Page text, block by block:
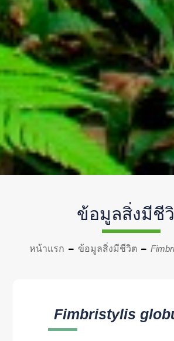
ข้อมูลสิ่งมีชี
หน้าแรก ข้อมูลสิ่งมีชีวิต
Fimbristylis